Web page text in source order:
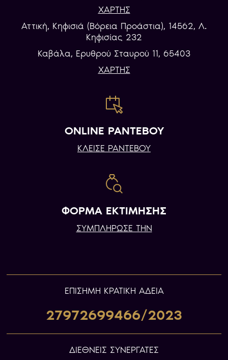
ΧΑΡΤΗΣ
Αττική, Κηφισιά (Βόρεια Προάστια), 14562, Λ.
Κηφισίας 232
Καβάλα, Eρυθρού Σταυρού 11, 65403
ΧΑΡΤΗΣ
ONLINE ΡΑΝΤΕΒΟΥ
ΚΛΕΙΣΕ ΡΑΝΤΕΒΟΥ
ΦΟΡΜΑ ΕΚΤΙΜΗΣΗΣ
ΣΥΜΠΛΗΡΩΣΕ ΤΗΝ
ΕΠIΣΗΜΗ ΚΡΑΤΙΚΗ ΑΔΕΙΑ
27972699466/2023
ΔΙΕΘΝΕΙΣ ΣΥΝΕΡΓΑΤΕΣ